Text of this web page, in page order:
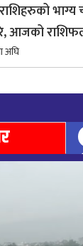
भाग्य
आजको
अघि
अघि
माताको